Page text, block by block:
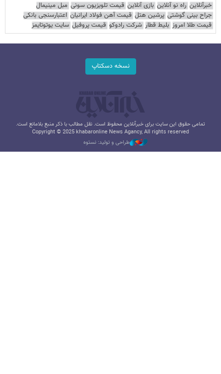
خبرآنلاین راه نو آنلاین بازی آنلاین قیمت تلویزیون سونی مبل مینیمال
جراح بینی گوشتی پرشین هتل قیمت آهن فولاد ایرانیان اعتبارسنجی بانکی
قیمت طلا امروز بلیط قطار شرکت رادوکو قیمت پروفیل سایت یوتوتایمز
نسخه دسکتاپ
تمامی حقوق این سایت برای خبرآنلاین محفوظ است. نقل مطالب با ذکر منبع بلامانع است.
Copyright © 2025 khabaronline News Agancy, All rights reserved
طراحی و تولید: نستوه